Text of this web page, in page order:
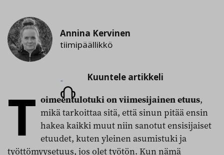
Annina Kervinen
tiimipäällikkö
Kuuntele
artikkeli
Kuuntele artikkeli
T oimeentulotuki on viimesijainen etuus,
mikä tarkoittaa sitä, että sinun pitää ensin
hakea kaikki muut niin sanotut ensisijaiset
etuudet, kuten yleinen asumistuki ja
työttömyysetuus, jos olet työtön. Kun nämä